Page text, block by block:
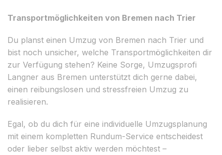
Transportmöglichkeiten von Bremen nach Trier
Du planst einen Umzug von Bremen nach Trier und
bist noch unsicher, welche Transportmöglichkeiten dir
zur Verfügung stehen? Keine Sorge, Umzugsprofi
Langner aus Bremen unterstützt dich gerne dabei,
einen reibungslosen und stressfreien Umzug zu
realisieren.
Egal, ob du dich für eine individuelle Umzugsplanung
mit einem kompletten Rundum-Service entscheidest
oder lieber selbst aktiv werden möchtest –